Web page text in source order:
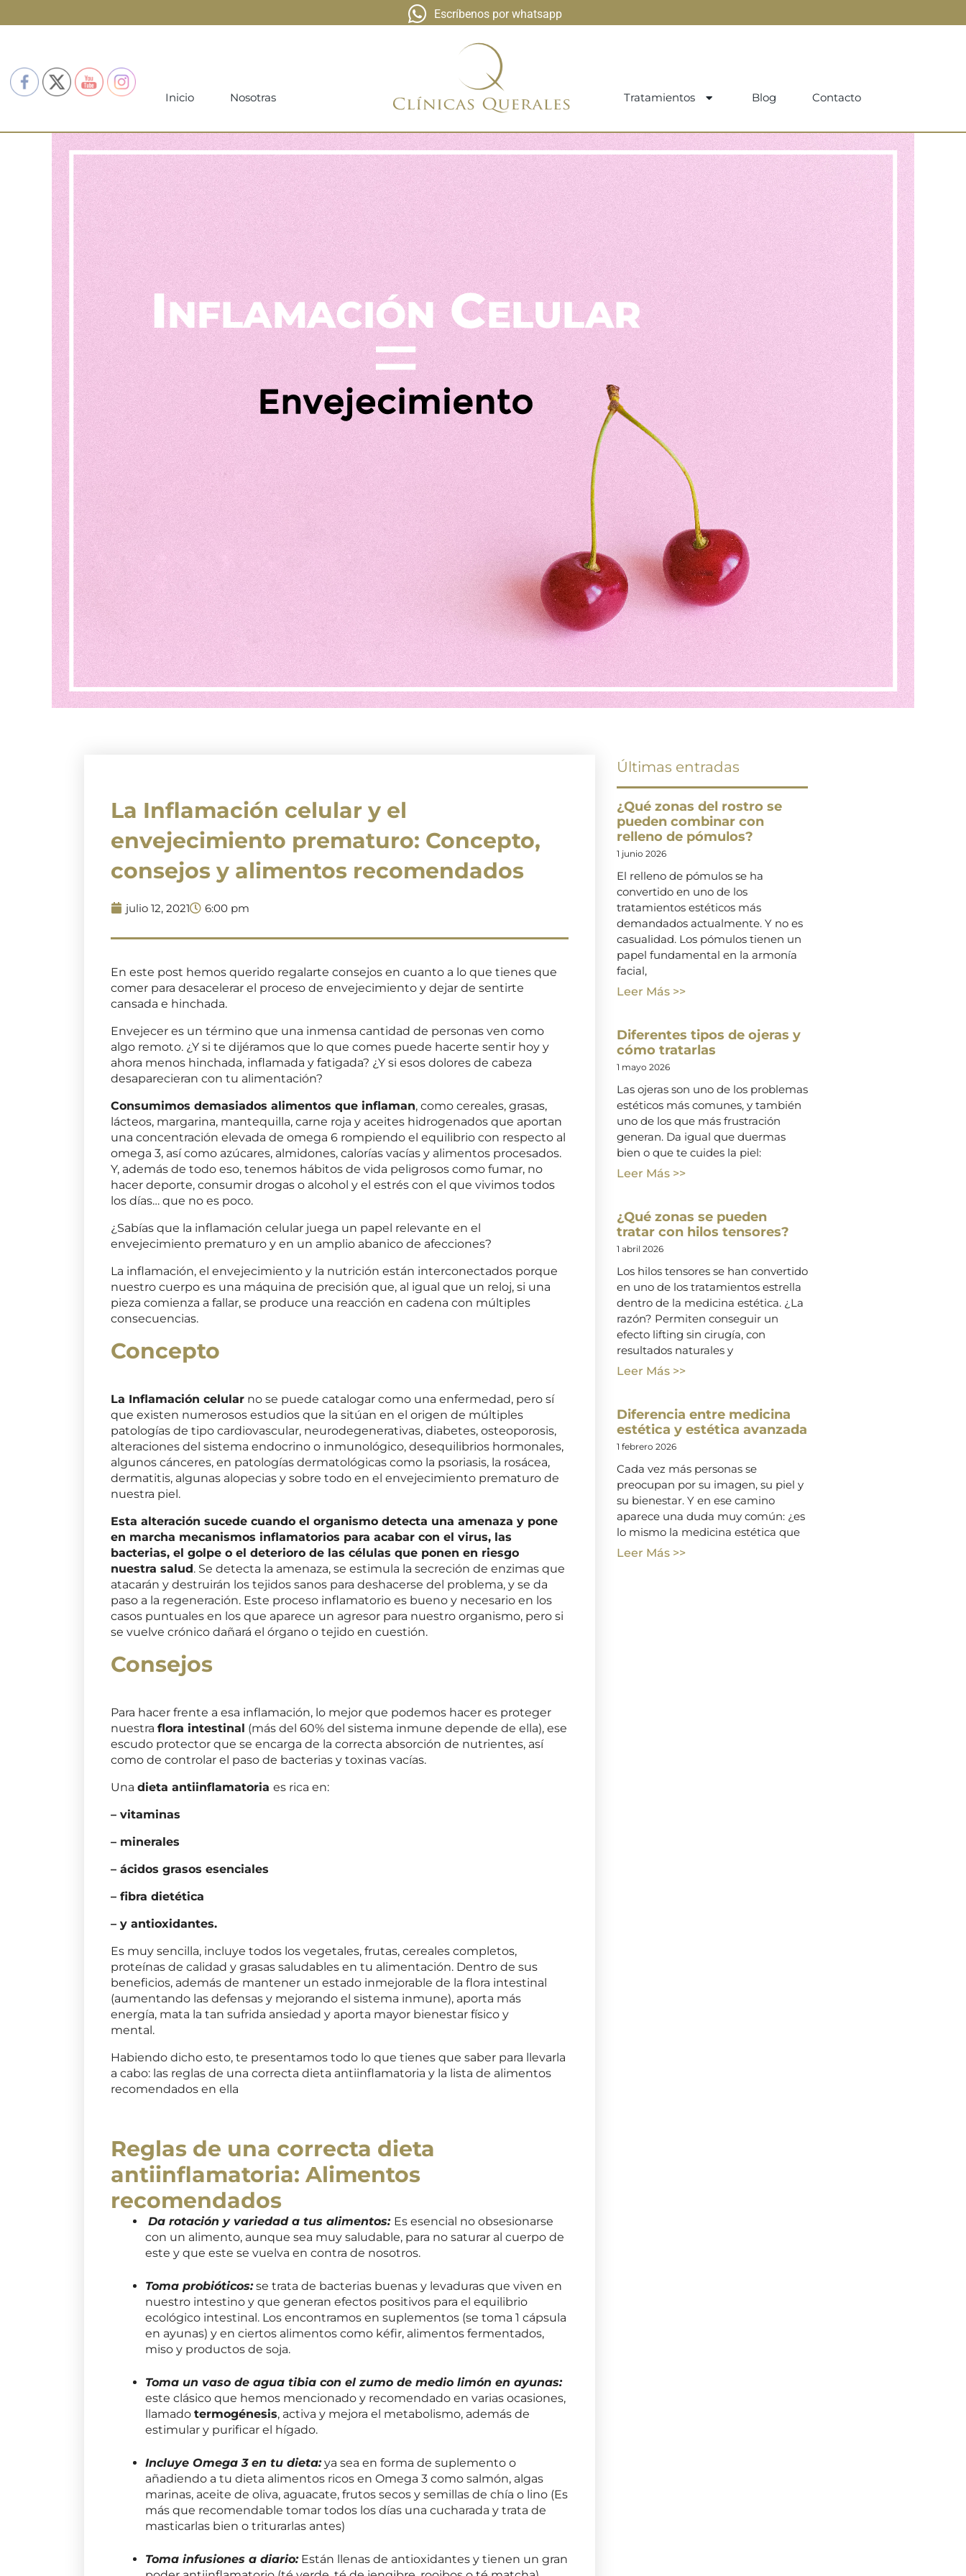
Escríbenos por whatsapp
Inicio Nosotras Tratamientos Blog Contacto
La Inflamación celular y el
envejecimiento prematuro: Concepto,
consejos y alimentos recomendados
julio 12, 2021 6:00 pm
En este post hemos querido regalarte consejos en cuanto a lo que tienes que
comer para desacelerar el proceso de envejecimiento y dejar de sentirte
cansada e hinchada.
Envejecer es un término que una inmensa cantidad de personas ven como
algo remoto. ¿Y si te dijéramos que lo que comes puede hacerte sentir hoy y
ahora menos hinchada, inflamada y fatigada? ¿Y si esos dolores de cabeza
desaparecieran con tu alimentación?
Consumimos demasiados alimentos que inflaman, como cereales, grasas,
lácteos, margarina, mantequilla, carne roja y aceites hidrogenados que aportan
una concentración elevada de omega 6 rompiendo el equilibrio con respecto al
omega 3, así como azúcares, almidones, calorías vacías y alimentos procesados.
Y, además de todo eso, tenemos hábitos de vida peligrosos como fumar, no
hacer deporte, consumir drogas o alcohol y el estrés con el que vivimos todos
los días… que no es poco.
¿Sabías que la inflamación celular juega un papel relevante en el
envejecimiento prematuro y en un amplio abanico de afecciones?
La inflamación, el envejecimiento y la nutrición están interconectados porque
nuestro cuerpo es una máquina de precisión que, al igual que un reloj, si una
pieza comienza a fallar, se produce una reacción en cadena con múltiples
consecuencias.
Concepto
La Inflamación celular no se puede catalogar como una enfermedad, pero sí
que existen numerosos estudios que la sitúan en el origen de múltiples
patologías de tipo cardiovascular, neurodegenerativas, diabetes, osteoporosis,
alteraciones del sistema endocrino o inmunológico, desequilibrios hormonales,
algunos cánceres, en patologías dermatológicas como la psoriasis, la rosácea,
dermatitis, algunas alopecias y sobre todo en el envejecimiento prematuro de
nuestra piel.
Esta alteración sucede cuando el organismo detecta una amenaza y pone
en marcha mecanismos inflamatorios para acabar con el virus, las
bacterias, el golpe o el deterioro de las células que ponen en riesgo
nuestra salud. Se detecta la amenaza, se estimula la secreción de enzimas que
atacarán y destruirán los tejidos sanos para deshacerse del problema, y se da
paso a la regeneración. Este proceso inflamatorio es bueno y necesario en los
casos puntuales en los que aparece un agresor para nuestro organismo, pero si
se vuelve crónico dañará el órgano o tejido en cuestión.
Consejos
Para hacer frente a esa inflamación, lo mejor que podemos hacer es proteger
nuestraflora intestinal (más del 60% del sistema inmune depende de ella), ese
escudo protector que se encarga de la correcta absorción de nutrientes, así
como de controlar el paso de bacterias y toxinas vacías.
Unadieta antiinflamatoriaes rica en:
– vitaminas
– minerales
– ácidos grasos esenciales
– fibra dietética
– y antioxidantes.
Es muy sencilla, incluye todos los vegetales, frutas, cereales completos,
proteínas de calidad y grasas saludables en tu alimentación. Dentro de sus
beneficios, además de mantener un estado inmejorable de la flora intestinal
(aumentando las defensas y mejorando el sistema inmune), aporta más
energía, mata la tan sufrida ansiedad y aporta mayor bienestar físico y
mental.
Habiendo dicho esto, te presentamos todo lo que tienes que saber para llevarla
a cabo: las reglas de una correcta dieta antiinflamatoria y la lista de alimentos
recomendados en ella
Reglas de una correcta dieta
antiinflamatoria: Alimentos
recomendados
Da rotación y variedad a tus alimentos: Es esencial no obsesionarse
con un alimento, aunque sea muy saludable, para no saturar al cuerpo de
este y que este se vuelva en contra de nosotros.
Toma probióticos:se trata de bacterias buenas y levaduras que viven en
nuestro intestino y que generan efectos positivos para el equilibrio
ecológico intestinal. Los encontramos en suplementos (se toma 1 cápsula
en ayunas) y en ciertos alimentos como kéfir, alimentos fermentados,
miso y productos de soja.
Toma un vaso de agua tibia con el zumo de medio limón en ayunas:
este clásico que hemos mencionado y recomendado en varias ocasiones,
llamadotermogénesis, activa y mejora el metabolismo, además de
estimular y purificar el hígado.
Incluye Omega 3 en tu dieta:ya sea en forma de suplemento o
añadiendo a tu dieta alimentos ricos en Omega 3 como salmón, algas
marinas, aceite de oliva, aguacate, frutos secos y semillas de chía o lino (Es
más que recomendable tomar todos los días una cucharada y trata de
masticarlas bien o triturarlas antes)
Toma infusiones a diario:Están llenas de antioxidantes y tienen un gran
Últimas entradas
¿Qué zonas del rostro se
pueden combinar con
relleno de pómulos?
1 junio 2026
El relleno de pómulos se ha
convertido en uno de los
tratamientos estéticos más
demandados actualmente. Y no es
casualidad. Los pómulos tienen un
papel fundamental en la armonía
facial,
Leer Más >>
Diferentes tipos de ojeras y
cómo tratarlas
1 mayo 2026
Las ojeras son uno de los problemas
estéticos más comunes, y también
uno de los que más frustración
generan. Da igual que duermas
bien o que te cuides la piel:
Leer Más >>
¿Qué zonas se pueden
tratar con hilos tensores?
1 abril 2026
Los hilos tensores se han convertido
en uno de los tratamientos estrella
dentro de la medicina estética. ¿La
razón? Permiten conseguir un
efecto lifting sin cirugía, con
resultados naturales y
Leer Más >>
Diferencia entre medicina
estética y estética avanzada
1 febrero 2026
Cada vez más personas se
preocupan por su imagen, su piel y
su bienestar. Y en ese camino
aparece una duda muy común: ¿es
lo mismo la medicina estética que
Leer Más >>